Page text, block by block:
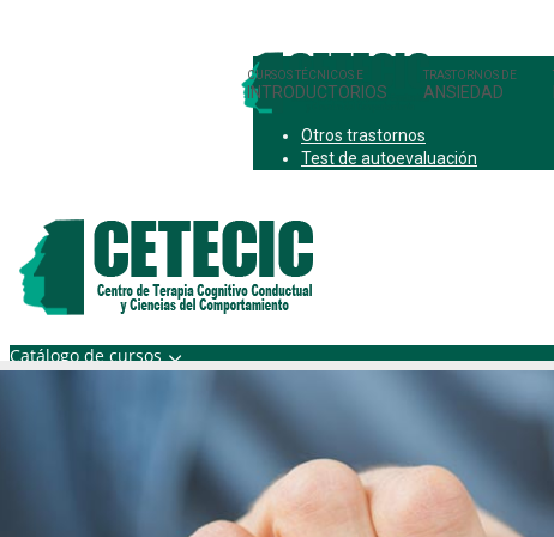
INTRODUCTORIOS
ANSIEDAD
Otros trastornos
Test de autoevaluación